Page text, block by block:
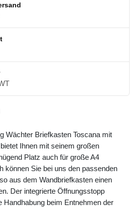
Wächter Briefkasten Toscana mit
Ihnen mit seinem großen
Platz auch für große A4
können Sie bei uns den passenden
aus dem Wandbriefkasten einen
Der integrierte Öffnungsstopp
Handhabung beim Entnehmen der